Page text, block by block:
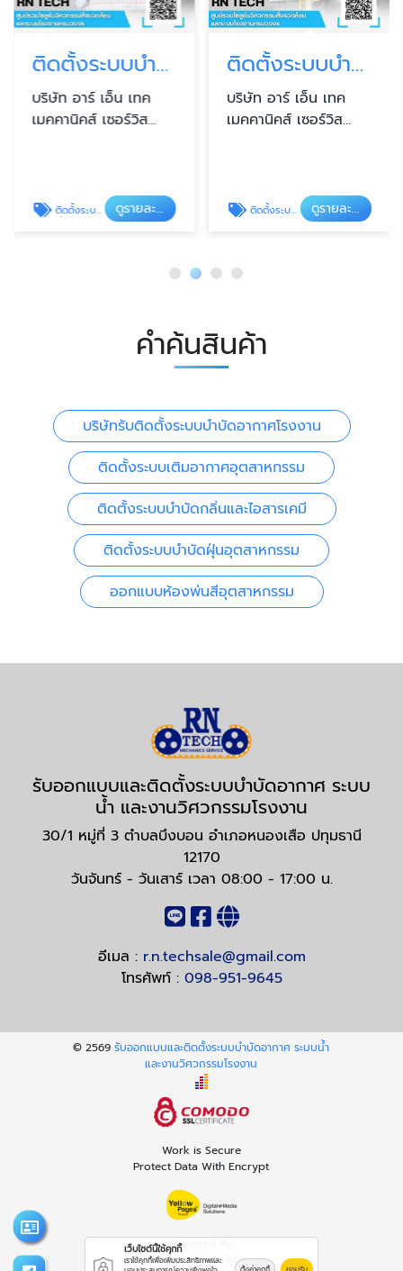
ติดตั้งระบบบำบัดกลิ่นและไอสารเคมี
บริษัท อาร์ เอ็น เทค
เมคคานิคส์ เซอร์วิส
ติดตั้งระบบบำบัดกลิ่นและไอสารเคมี ดูรายละเอียด
ติดตั้งระบบบำบัดฝุ่นอุตสาหกรรม
บริษัท อาร์ เอ็น เทค
เมคคานิคส์ เซอร์วิส
ติดตั้งระบบบำบัดฝุ่นอุตสาหกรรม ดูรายละเอียด
คำค้นสินค้า
บริษัทรับติดตั้งระบบบำบัดอากาศโรงงาน
ติดตั้งระบบเติมอากาศอุตสาหกรรม
ติดตั้งระบบบำบัดกลิ่นและไอสารเคมี
ติดตั้งระบบบำบัดฝุ่นอุตสาหกรรม
ออกแบบห้องพ่นสีอุตสาหกรรม
รับออกแบบและติดตั้งระบบบำบัดอากาศ ระบบ
น้ำ และงานวิศวกรรมโรงงาน
30/1 หมู่ที่ 3 ตำบลบึงบอน อำเภอหนองเสือ ปทุมธานี
12170
วันจันทร์ - วันเสาร์ เวลา 08:00 - 17:00 น.
อีเมล : r.n.techsale@gmail.com
โทรศัพท์ : 098-951-9645
© 2569รับออกแบบและติดตั้งระบบบำบัดอากาศ ระบบน้ำ
และงานวิศวกรรมโรงงาน
Work is Secure
Protect Data With Encrypt
Powered By
Thailand YellowPages
เว็บไซต์นี้ใช้คุกกี้
เราใช้คุกกี้เพื่อเพิ่มประสิทธิภาพและ